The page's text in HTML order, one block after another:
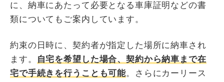
に、納車にあたって必要となる車庫証明などの書
類についてもご案内しています。
約束の日時に、契約者が指定した場所に納車され
ます。
自宅を希望した場合、契約から納車まで在
宅で手続きを行うことも可能。さらにカーリース